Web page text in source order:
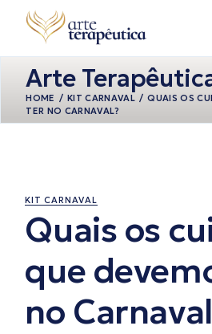
conteúdo
Arte
HOME KIT CARNAVAL
QUAIS OS
TER NO CARNAVAL?
KIT CARNAVAL
Quais os
que
no